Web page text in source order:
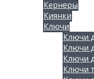
Кернеры
Киянки
Ключи
Ключи
Ключи
Ключи
Ключи